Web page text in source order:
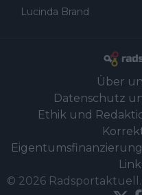
Lucinda Brand
Über
Datenschutz
Ethik und
© 2026